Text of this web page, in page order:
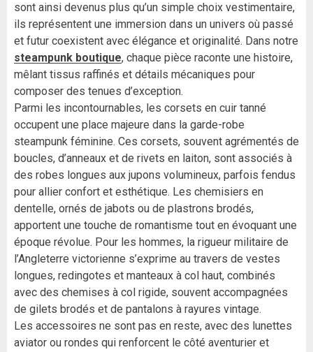
sont ainsi devenus plus qu’un simple choix vestimentaire,
ils représentent une immersion dans un univers où passé
et futur coexistent avec élégance et originalité. Dans notre
steampunk boutique, chaque pièce raconte une histoire,
mêlant tissus raffinés et détails mécaniques pour
composer des tenues d’exception.
Parmi les incontournables, les corsets en cuir tanné
occupent une place majeure dans la garde-robe
steampunk féminine. Ces corsets, souvent agrémentés de
boucles, d’anneaux et de rivets en laiton, sont associés à
des robes longues aux jupons volumineux, parfois fendus
pour allier confort et esthétique. Les chemisiers en
dentelle, ornés de jabots ou de plastrons brodés,
apportent une touche de romantisme tout en évoquant une
époque révolue. Pour les hommes, la rigueur militaire de
l’Angleterre victorienne s’exprime au travers de vestes
longues, redingotes et manteaux à col haut, combinés
avec des chemises à col rigide, souvent accompagnées
de gilets brodés et de pantalons à rayures vintage.
Les accessoires ne sont pas en reste, avec des lunettes
aviator ou rondes qui renforcent le côté aventurier et